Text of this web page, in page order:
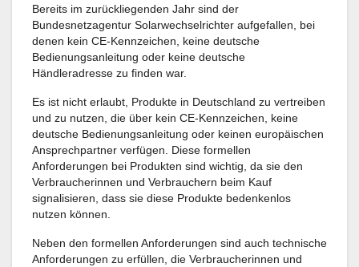
Bereits im zurückliegenden Jahr sind der
Bundesnetzagentur Solarwechselrichter aufgefallen, bei
denen kein CE-Kennzeichen, keine deutsche
Bedienungsanleitung oder keine deutsche
Händleradresse zu finden war.
Es ist nicht erlaubt, Produkte in Deutschland zu vertreiben
und zu nutzen, die über kein CE-Kennzeichen, keine
deutsche Bedienungsanleitung oder keinen europäischen
Ansprechpartner verfügen. Diese formellen
Anforderungen bei Produkten sind wichtig, da sie den
Verbraucherinnen und Verbrauchern beim Kauf
signalisieren, dass sie diese Produkte bedenkenlos
nutzen können.
Neben den formellen Anforderungen sind auch technische
Anforderungen zu erfüllen, die Verbraucherinnen und